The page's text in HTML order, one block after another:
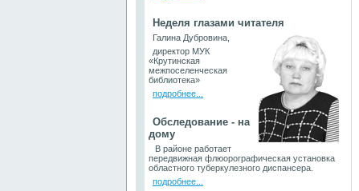
Неделя глазами читателя
Галина Дубровина,
директор МУК
«Крутинская
межпоселенческая
библиотека»
подробнее...
Обследование - на
дому
В районе работает
передвижная флюорографическая установка
областного туберкулезного диспансера.
подробнее...